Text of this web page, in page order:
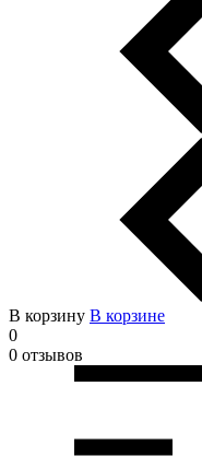
В корзину В корзинe
0
0 отзывов